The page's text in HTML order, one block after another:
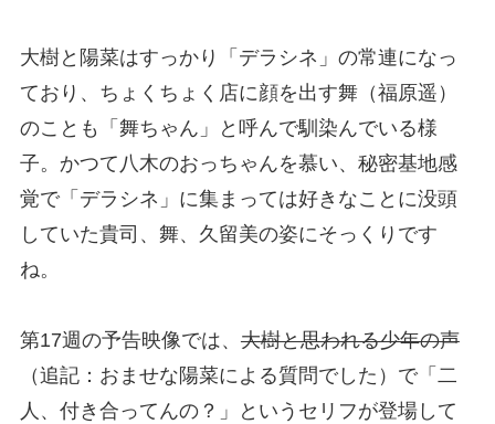
大樹と陽菜はすっかり「デラシネ」の常連になっ
ており、ちょくちょく店に顔を出す舞（福原遥）
のことも「舞ちゃん」と呼んで馴染んでいる様
子。かつて八木のおっちゃんを慕い、秘密基地感
覚で「デラシネ」に集まっては好きなことに没頭
していた貴司、舞、久留美の姿にそっくりです
ね。
第17週の予告映像では、 大樹と思われる少年の声
（追記：おませな陽菜による質問でした）で「二
人、付き合ってんの？」というセリフが登場して